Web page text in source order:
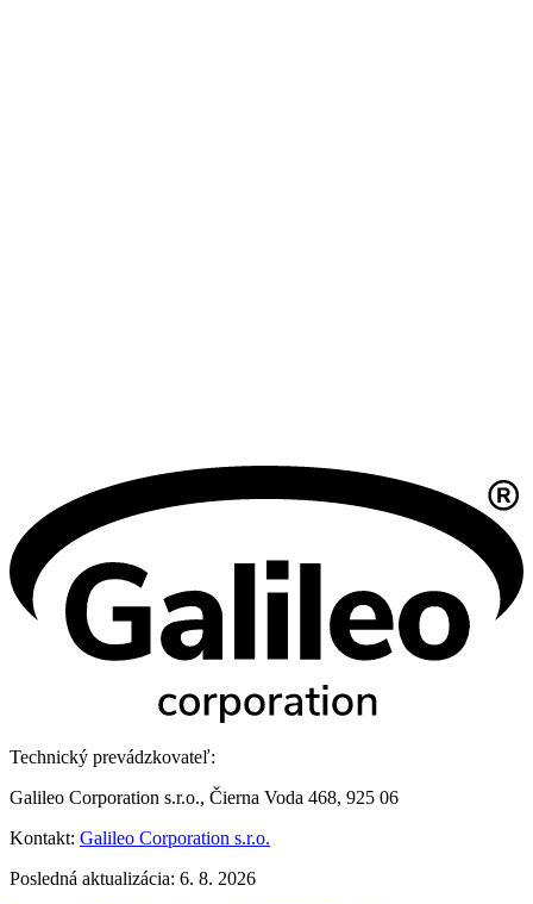
Technický prevádzkovateľ:
Galileo Corporation s.r.o., Čierna Voda 468, 925 06
Kontakt: Galileo Corporation s.r.o.
Posledná aktualizácia: 6. 8. 2026